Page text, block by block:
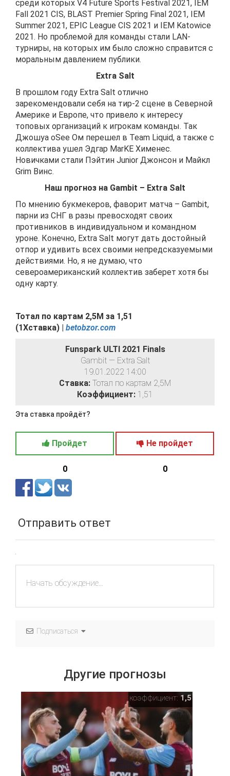
среди которых V4 Future Sports Festival 2021, IEM
Fall 2021 CIS, BLAST Premier Spring Final 2021, IEM
Summer 2021, EPIC League CIS 2021 и IEM Katowice
2021. Но проблемой для команды стали LAN-
турниры, на которых им было сложно справится с
моральным давлением публики.
Extra Salt
В прошлом году Extra Salt отлично
зарекомендовали себя на тир-2 сцене в Северной
Америке и Европе, что привело к интересу
топовых организаций к игрокам команды. Так
Джошуа oSee Ом перешел в Team Liquid, а также с
коллектива ушел Эдгар MarKE Хименес.
Новичками стали Пэйтин Junior Джонсон и Майкл
Grim Винс.
Наш прогноз на Gambit – Extra Salt
По мнению букмекеров, фаворит матча – Gambit,
парни из СНГ в разы превосходят своих
противников в индивидуальном и командном
уроне. Конечно, Extra Salt могут дать достойный
отпор и удивить всех своими непредсказуемыми
действиями. Но, я не думаю, что
североамериканский коллектив заберет хотя бы
одну карту.
Тотал по картам 2,5М за 1,51
(1Хставка) | betobzor.com
Funspark ULTI 2021 Finals
Gambit — Extra Salt
19.01.2022 14:00
Ставка: Тотал по картам 2,5М
Коэффициент: 1,51
Эта ставка пройдёт?
Пройдет
0
Не пройдет
0
Отправить ответ
Подписаться
Другие прогнозы
коэффициент: 1,5